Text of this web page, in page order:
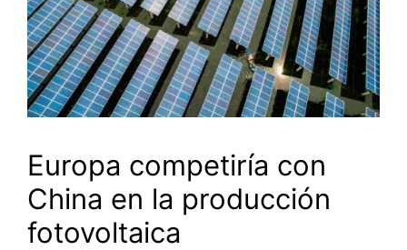
Europa competiría con
China en la producción
fotovoltaica